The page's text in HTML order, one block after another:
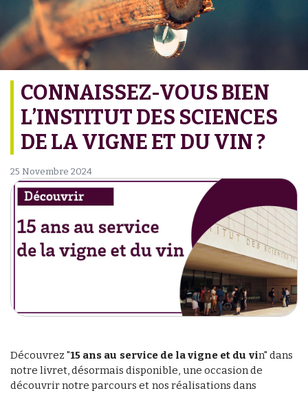
CONNAISSEZ-VOUS BIEN
L’INSTITUT DES SCIENCES
DE LA VIGNE ET DU VIN ?
25 Novembre 2024
Découvrez "15 ans au service de la vigne et du vin" dans
notre livret, désormais disponible, une occasion de
découvrir notre parcours et nos réalisations dans